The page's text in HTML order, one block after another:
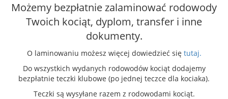
Możemy bezpłatnie zalaminować rodowody
Twoich kociąt, dyplom, transfer i inne
dokumenty.
O laminowaniu możesz więcej dowiedzieć się tutaj.
Do wszystkich wydanych rodowodów kociąt dodajemy
bezpłatnie teczki klubowe (po jednej teczce dla kociaka).
Teczki są wysyłane razem z rodowodami kociąt.